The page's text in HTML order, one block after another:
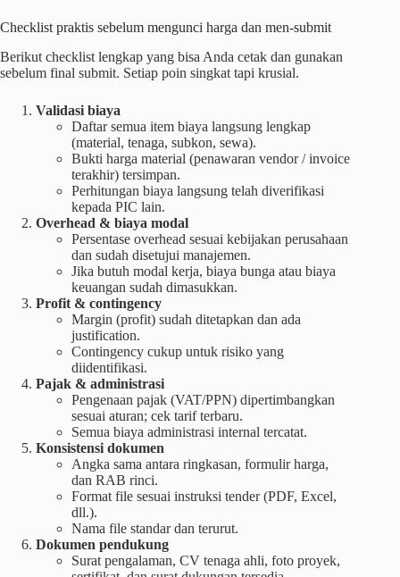
Checklist praktis sebelum mengunci harga dan men-submit
Berikut checklist lengkap yang bisa Anda cetak dan gunakan
sebelum final submit. Setiap poin singkat tapi krusial.
Validasi biaya
Daftar semua item biaya langsung lengkap
(material, tenaga, subkon, sewa).
Bukti harga material (penawaran vendor / invoice
terakhir) tersimpan.
Perhitungan biaya langsung telah diverifikasi
kepada PIC lain.
Overhead & biaya modal
Persentase overhead sesuai kebijakan perusahaan
dan sudah disetujui manajemen.
Jika butuh modal kerja, biaya bunga atau biaya
keuangan sudah dimasukkan.
Profit & contingency
Margin (profit) sudah ditetapkan dan ada
justification.
Contingency cukup untuk risiko yang
diidentifikasi.
Pajak & administrasi
Pengenaan pajak (VAT/PPN) dipertimbangkan
sesuai aturan; cek tarif terbaru.
Semua biaya administrasi internal tercatat.
Konsistensi dokumen
Angka sama antara ringkasan, formulir harga,
dan RAB rinci.
Format file sesuai instruksi tender (PDF, Excel,
dll.).
Nama file standar dan terurut.
Dokumen pendukung
Surat pengalaman, CV tenaga ahli, foto proyek,